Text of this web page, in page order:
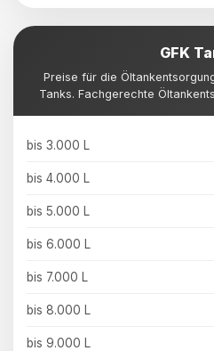
GFK
Preise für die
Tanks. Fachgerechte
bis 3.000 L
bis 4.000 L
bis 5.000 L
bis 6.000 L
bis 7.000 L
bis 8.000 L
bis 9.000 L